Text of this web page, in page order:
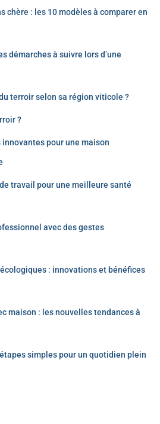
chère : les 10 modèles à comparer en
démarches à suivre lors d’une
terroir selon sa région viticole ?
?
pour une maison
travail pour une meilleure santé
avec des gestes
: innovations et bénéfices
maison : les nouvelles tendances à
simples pour un quotidien plein